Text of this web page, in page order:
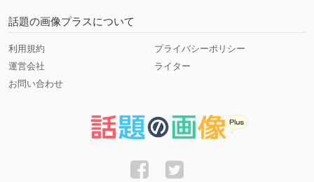
話題の画像プラスについて
利用規約
プライバシーポリシー
運営会社
ライター
お問い合わせ